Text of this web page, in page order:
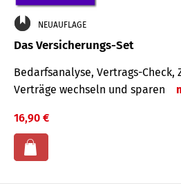
NEUAUFLAGE
Das Versicherungs-Set
Bedarfsanalyse, Vertrags-Check,
Verträge wechseln und sparen
16,90 €